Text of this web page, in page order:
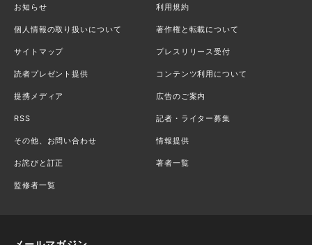
お知らせ 利用規約
個人情報の取り扱いについて 著作権と転載について
サイトマップ プレスリリース受付
読者プレゼント提供 コンテンツ利用について
提携メディア 広告のご案内
RSS 記者・ライター募集
その他、お問い合わせ 情報提供
お詫びと訂正 著者一覧
監修者一覧